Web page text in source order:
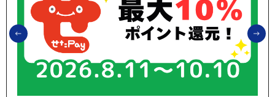
前のスライドを表示